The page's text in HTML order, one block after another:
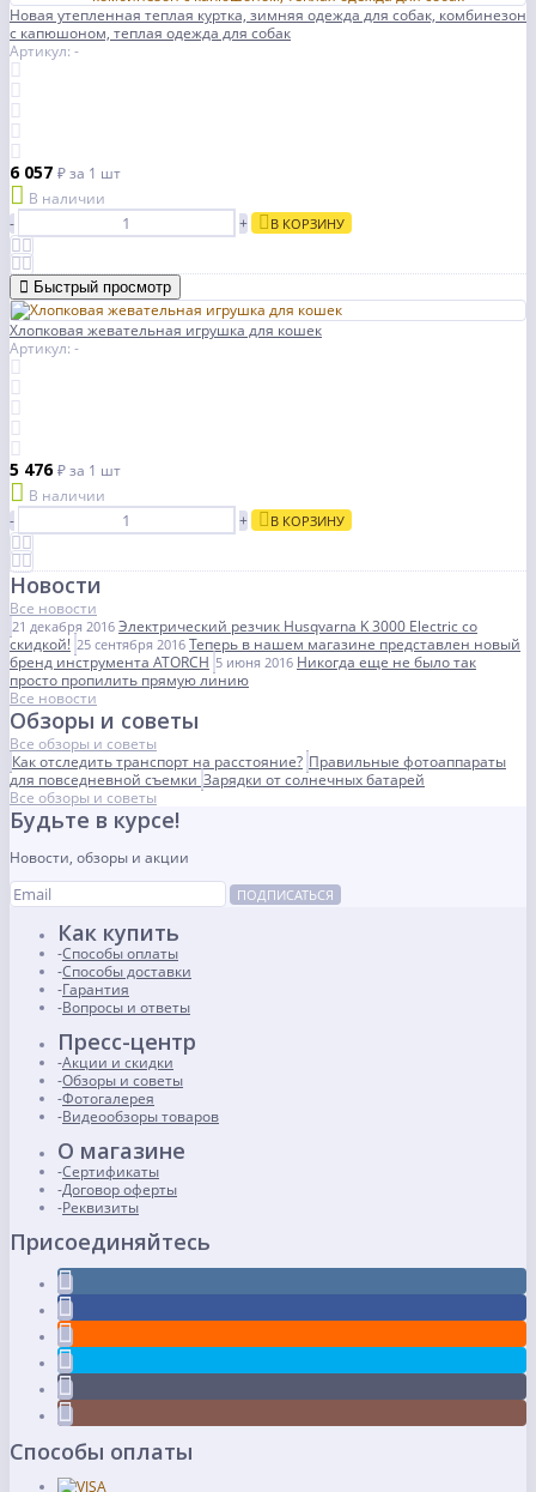
Новая утепленная теплая куртка, зимняя одежда для собак, комбинезон
с капюшоном, теплая одежда для собак
Артикул: -
6 057 ₽за 1 шт
В наличии
-
+ В КОРЗИНУ
Быстрый просмотр
Хлопковая жевательная игрушка для кошек
Артикул: -
5 476₽за 1 шт
В наличии
-
+ В КОРЗИНУ
Новости
Все новости
21 декабря 2016 Электрический резчик Husqvarna K 3000 Electric со
скидкой! 25 сентября 2016 Теперь в нашем магазине представлен новый
бренд инструмента ATORCH 5 июня 2016 Никогда еще не было так
просто пропилить прямую линию
Все новости
Обзоры и советы
Все обзоры и советы
Как отследить транспорт на расстояние? Правильные фотоаппараты
для повседневной съемки Зарядки от солнечных батарей
Все обзоры и советы
Будьте в курсе!
Новости, обзоры и акции
ПОДПИСАТЬСЯ
Как купить
Способы оплаты
Способы доставки
Гарантия
Вопросы и ответы
Пресс-центр
Акции и скидки
Обзоры и советы
Фотогалерея
Видеообзоры товаров
О магазине
Сертификаты
Договор оферты
Реквизиты
Присоединяйтесь
Способы оплаты